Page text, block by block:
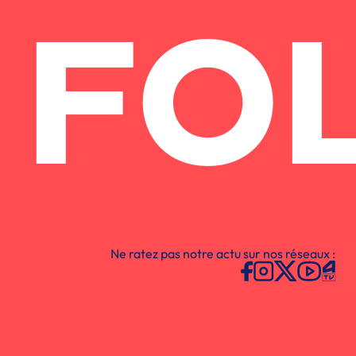
Ne ratez pas notre actu sur nos réseaux :